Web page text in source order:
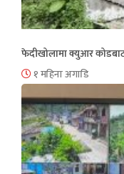
फेदीखोलामा क्युआर
१ महिना अगाडि